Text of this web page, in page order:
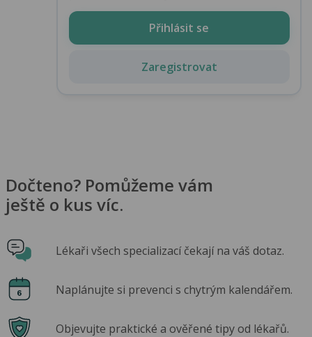
Přihlásit se
Zaregistrovat
Dočteno? Pomůžeme vám
ještě o kus víc.
Lékaři všech specializací čekají na váš dotaz.
Naplánujte si prevenci s chytrým kalendářem.
Objevujte praktické a ověřené tipy od lékařů.